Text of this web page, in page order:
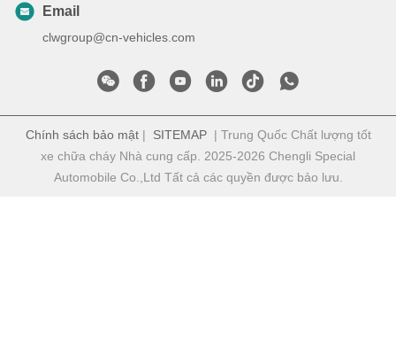
Email
clwgroup@cn-vehicles.com
Chính sách bảo mật| SITEMAP| Trung Quốc Chất lượng tốt
xe chữa cháy Nhà cung cấp. 2025-2026 Chengli Special
Automobile Co.,Ltd Tất cả các quyền được bảo lưu.